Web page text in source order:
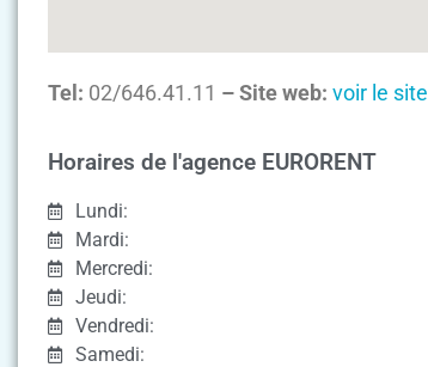
Tel: 02/646.41.11 – Site web: voir le site
Horaires de l'agence EURORENT
Lundi:
Mardi:
Mercredi:
Jeudi:
Vendredi:
Samedi: